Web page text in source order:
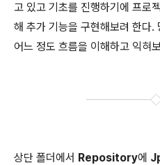
고 있고 기초를 진행하기에 프로
해 추가 기능을 구현해보려 한다.
어느 정도 흐름을 이해하고 익혀
상단 폴더에서 Repository에